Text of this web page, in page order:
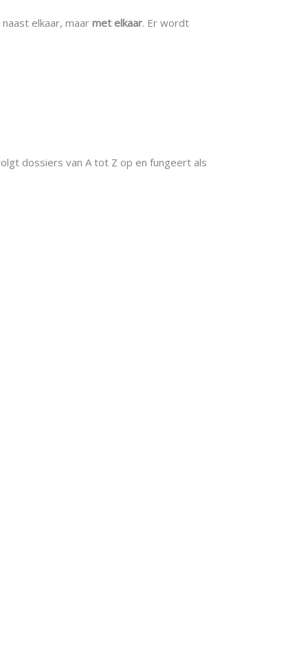
elkaar, maarmet elkaar. Er wordt
dossiers van A tot Z op en fungeert als